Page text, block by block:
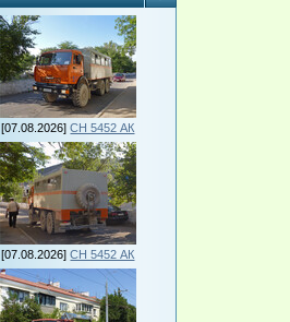
[07.08.2026]СН 5452 АК
[07.08.2026]СН 5452 АК